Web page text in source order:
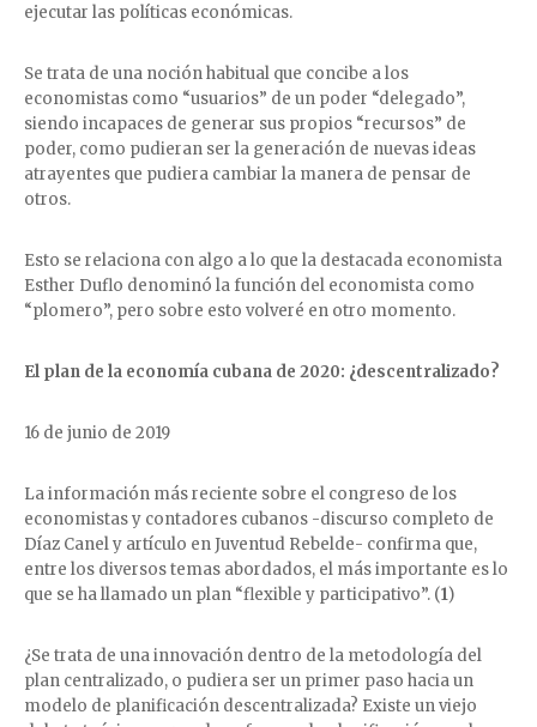
ejecutar las políticas económicas.
Se trata de una noción habitual que concibe a los
economistas como “usuarios” de un poder “delegado”,
siendo incapaces de generar sus propios “recursos” de
poder, como pudieran ser la generación de nuevas ideas
atrayentes que pudiera cambiar la manera de pensar de
otros.
Esto se relaciona con algo a lo que la destacada economista
Esther Duflo denominó la función del economista como
“plomero”, pero sobre esto volveré en otro momento.
El plan de la economía cubana de 2020: ¿descentralizado?
16 de junio de 2019
La información más reciente sobre el congreso de los
economistas y contadores cubanos -discurso completo de
Díaz Canel y artículo en Juventud Rebelde- confirma que,
entre los diversos temas abordados, el más importante es lo
que se ha llamado un plan “flexible y participativo”. (1)
¿Se trata de una innovación dentro de la metodología del
plan centralizado, o pudiera ser un primer paso hacia un
modelo de planificación descentralizada? Existe un viejo